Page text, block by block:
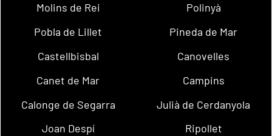
Molins de Rei
Polinyà
Pobla de Lillet
Pineda de Mar
Castellbisbal
Canovelles
Canet de Mar
Campins
Calonge de Segarra
Julià de Cerdanyola
Joan Despí
Ripollet